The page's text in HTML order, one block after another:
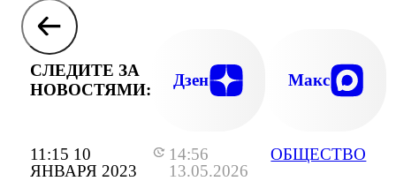
11:15 10
ЯНВАРЯ 2023
14:56
13.05.2026
ОБЩЕСТВО
СЛЕДИТЕ ЗА
НОВОСТЯМИ:
Дзен Макс